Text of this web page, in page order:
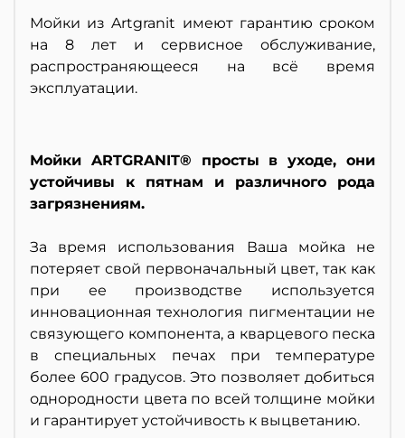
Мойки из Artgranit имеют гарантию сроком
на 8 лет и сервисное обслуживание,
распространяющееся на всё время
эксплуатации.
Мойки ARTGRANIT® просты в уходе, они
устойчивы к пятнам и различного рода
загрязнениям.
За время использования Ваша мойка не
потеряет свой первоначальный цвет, так как
при ее производстве используется
инновационная технология пигментации не
связующего компонента, а кварцевого песка
в специальных печах при температуре
более 600 градусов. Это позволяет добиться
однородности цвета по всей толщине мойки
и гарантирует устойчивость к выцветанию.